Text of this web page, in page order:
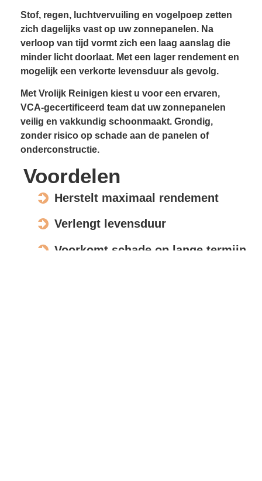
Stof, regen, luchtvervuiling en vogelpoep zetten
zich dagelijks vast op uw zonnepanelen. Na
verloop van tijd vormt zich een laag aanslag die
minder licht doorlaat. Met een lager rendement en
mogelijk een verkorte levensduur als gevolg.
Met Vrolijk Reinigen kiest u voor een ervaren,
VCA-gecertificeerd team dat uw zonnepanelen
veilig en vakkundig schoonmaakt. Grondig,
zonder risico op schade aan de panelen of
onderconstructie.
Voordelen
Herstelt maximaal rendement
Verlengt levensduur
Voorkomt schade op lange termijn